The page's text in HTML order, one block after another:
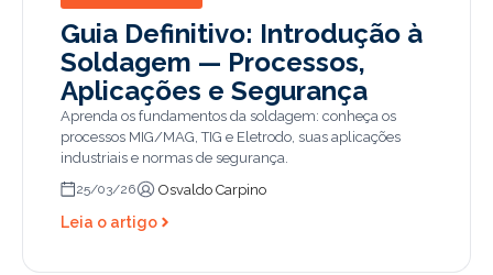
Guia Definitivo: Introdução à
Soldagem — Processos,
Aplicações e Segurança
Aprenda os fundamentos da soldagem: conheça os
processos MIG/MAG, TIG e Eletrodo, suas aplicações
industriais e normas de segurança.
25/03/26 Osvaldo Carpino
Leia o artigo